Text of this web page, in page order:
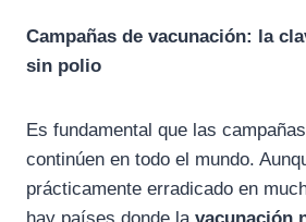
Campañas de vacunación: la
sin polio
Es fundamental que las
continúen en todo el mundo.
prácticamente erradicado en